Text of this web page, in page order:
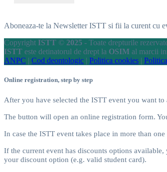
Aboneaza-te la Newsletter ISTT si fii la curent cu
Copyright ISTT © 2025 - Toate drepturile
ISTT este detinatorul de drept la OSIM al marcii
ANPC | Cod deontologic | Politica cookies |
Online registration, step by step
After you have selected the ISTT event you want
The button will open an online registration form.
In case the ISTT event takes place in more than
If the current event has discounts options
your discount option (e.g. valid student card).